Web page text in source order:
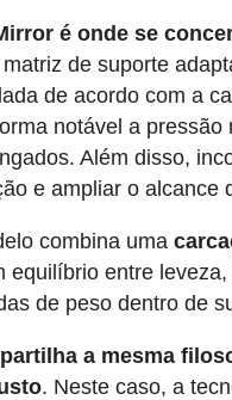
é onde se
de suporte
de acordo com a
notável a
Além disso,
e ampliar o alcance
combina uma
equilíbrio entre
de peso dentro de
a mesma
. Neste caso, a